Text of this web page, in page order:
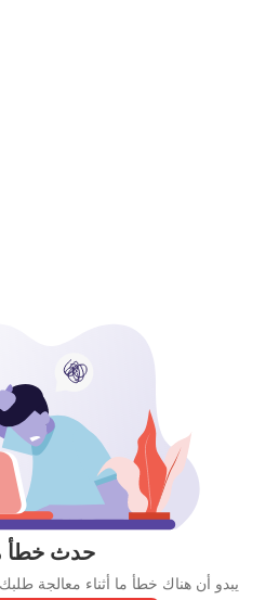
حدث خطأ
يبدو أن هناك خطأ ما أثناء معالجة